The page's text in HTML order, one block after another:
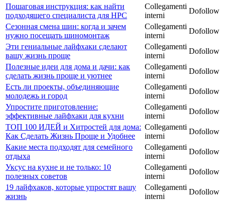
Пошаговая инструкция: как найти
подходящего специалиста для НРС
Collegamenti
interni
Dofollow
Сезонная смена шин: когда и зачем
нужно посещать шиномонтаж
Collegamenti
interni
Dofollow
Эти гениальные лайфхаки сделают
вашу жизнь проще
Collegamenti
interni
Dofollow
Полезные идеи для дома и дачи: как
сделать жизнь проще и уютнее
Collegamenti
interni
Dofollow
Есть ли проекты, объединяющие
молодежь и город
Collegamenti
interni
Dofollow
Упростите приготовление:
эффективные лайфхаки для кухни
Collegamenti
interni
Dofollow
ТОП 100 ИДЕЙ и Хитростей для дома:
Как Сделать Жизнь Проще и Удобнее
Collegamenti
interni
Dofollow
Какие места подходят для семейного
отдыха
Collegamenti
interni
Dofollow
Уксус на кухне и не только: 10
полезных советов
Collegamenti
interni
Dofollow
19 лайфхаков, которые упростят вашу
жизнь
Collegamenti
interni
Dofollow